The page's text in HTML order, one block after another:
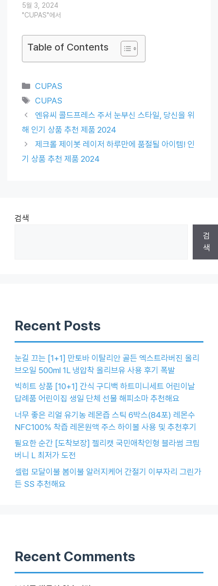
5월 3, 2024
"CUPAS"에서
Table of Contents
Categories
CUPAS
Tags
CUPAS
엔유씨 콜드프레스 주서 눈부신 스타일, 당신을 위
해 인기 상품 추천 제품 2024
제크롤 제이봇 레이저 하루만에 품절될 아이템! 인
기 상품 추천 제품 2024
검색
검
색
Recent Posts
눈길 끄는 [1+1] 만토바 이탈리안 골든 엑스트라버진 올리
브오일 500ml 1L 냉압착 올리브유 사용 후기 폭발
빅히트 상품 [10+1] 간식 구디백 하트미니세트 어린이날
답례품 어린이집 생일 단체 선물 해피소마 추천해요
너무 좋은 리얼 유기농 레몬즙 스틱 6박스(84포) 레몬수
NFC100% 착즙 레몬원액 주스 하이볼 사용 및 추천후기
필요한 순간 [도착보장] 젤리캣 국민애착인형 블라썸 크림
버니 L 최저가 도전
셀럽 모달이불 봄이불 알러지케어 간절기 이부자리 그린가
든 SS 추천해요
Recent Comments